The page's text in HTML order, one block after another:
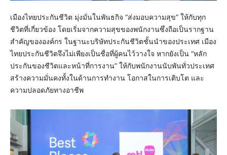
เมืองไทยประกันชีวิต มุ่งมั่นในพันธกิจ “ส่งมอบความสุข” ให้กับทุก
ชีวิตที่เกี่ยวข้อง โดยเริ่มจากความสุขของพนักงานซึ่งถือเป็นรากฐาน
สำคัญขององค์กร ในฐานะบริษัทประกันชีวิตชั้นนำของประเทศ เมือง
ไทยประกันชีวิตจึงไม่เพียงเป็นชื่อที่ผู้คนไว้วางใจ หากยังเป็น “หลัก
ประกันของชีวิตและหน้าที่การงาน” ให้กับพนักงานนับพันทั่วประเทศ
สร้างความมั่นคงทั้งในด้านการทำงาน โอกาสในการเติบโต และ
ความปลอดภัยทางอาชีพ